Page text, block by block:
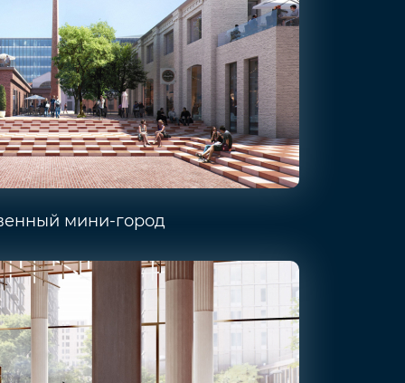
мини-город